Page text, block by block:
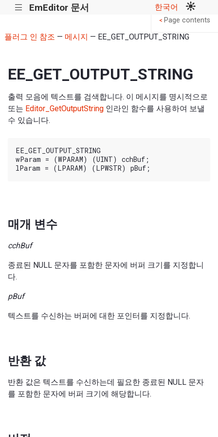
||| EmEditor 문서 한국어
플러그 인 참조 — 메시지 — EE_GET_OUTPUT_STRING
EE_GET_OUTPUT_STRING
출력 모음에 텍스트를 검색합니다. 이 메시지를 명시적으로
또는 Editor_GetOutputString 인라인 함수를 사용하여 보낼
수 있습니다.
EE_GET_OUTPUT_STRING
wParam = (WPARAM) (UINT) cchBuf;
매개 변수
cchBuf
종료된 NULL 문자를 포함한 문자에 버퍼 크기를 지정합니
다.
pBuf
텍스트를 수신하는 버퍼에 대한 포인터를 지정합니다.
반환 값
반환 값은 텍스트를 수신하는데 필요한 종료된 NULL 문자
를 포함한 문자에 버퍼 크기에 해당합니다.
< Page contents